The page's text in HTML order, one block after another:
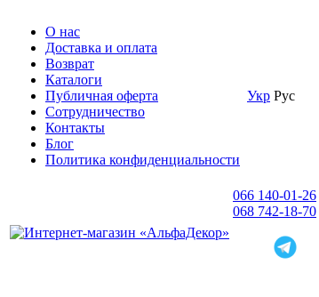
О нас
Доставка и оплата
Возврат
Каталоги
Публичная оферта
Сотрудничество
Контакты
Блог
Политика конфиденциальности
Укр Рус
066 140-01-26
068 742-18-70